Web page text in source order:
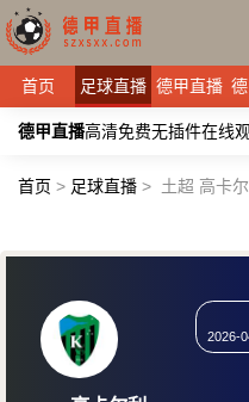
首页 足球直播 德甲直播
德甲直播高清免费无插件在线
首页 > 足球直播 > 土超 高卡